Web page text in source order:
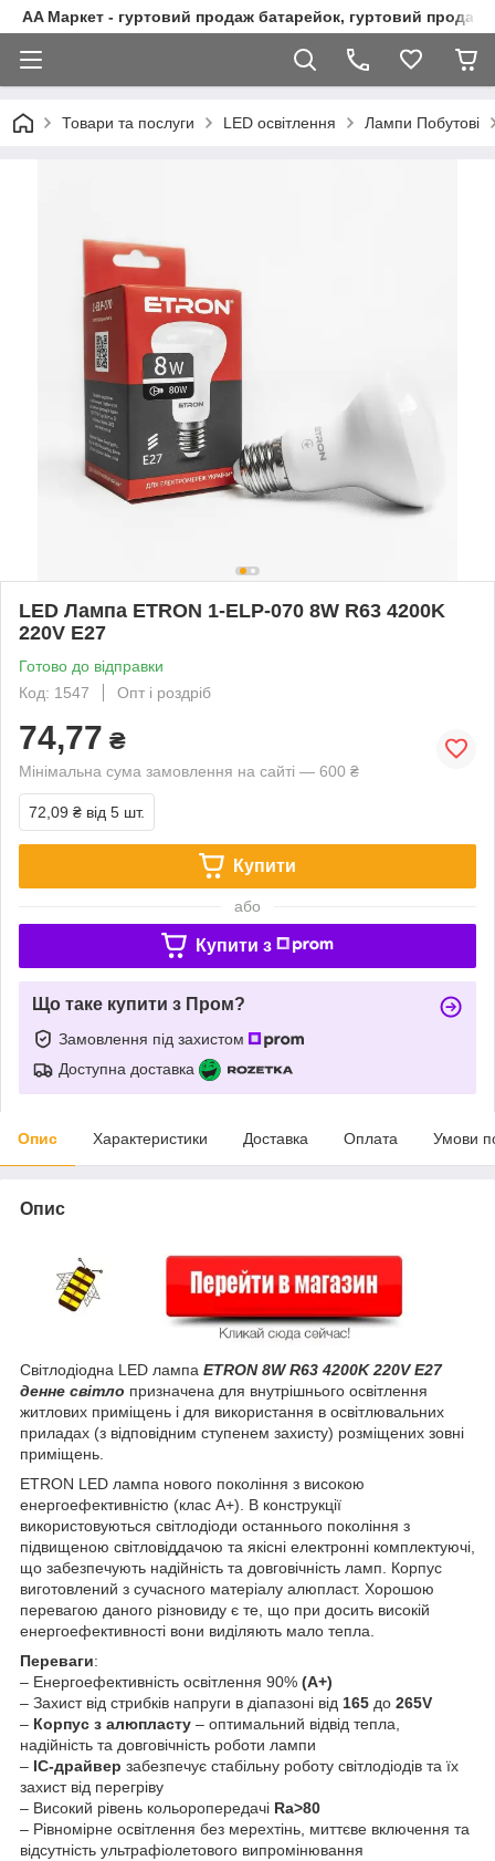
AA Маркет - гуртовий продаж батарейок, гуртовий продаж
Товари та послуги LED освітлення Лампи Побутові
LED Лампа ETRON 1-ELP-070 8W R63 4200K
220V E27
Готово до відправки
Код: 1547
Опт і роздріб
74,77 ₴
Мінімальна сума замовлення на сайті — 600 ₴
72,09 ₴ від 5 шт.
Купити
або
Купити з
Що таке купити з Пром?
Замовлення під захистом
Доступна доставка
Опис Характеристики Доставка Оплата Умови
Опис
Світлодіодна LED лампа ETRON 8W R63 4200K 220V E27
денне світло призначена для внутрішнього освітлення
житлових приміщень і для використання в освітлювальних
приладах (з відповідним ступенем захисту) розміщених зовні
приміщень.
ETRON LED лампа нового покоління з високою
енергоефективністю (клас А+). В конструкції
використовуються світлодіоди останнього покоління з
підвищеною світловіддачою та якісні електронні комплектуючі,
що забезпечують надійність та довговічність ламп. Корпус
виготовлений з сучасного матеріалу алюпласт. Хорошою
перевагою даного різновиду є те, що при досить високій
енергоефективності вони виділяють мало тепла.
Переваги:
– Енергоефективність освітлення 90% (A+)
– Захист від стрибків напруги в діапазоні від 165 до 265V
– Корпус з алюпласту – оптимальний відвід тепла,
надійність та довговічність роботи лампи
– ІС-драйвер забезпечує стабільну роботу світлодіодів та їх
захист від перегріву
– Високий рівень кольоропередачі Ra>80
– Рівномірне освітлення без мерехтінь, миттєве включення та
відсутність ультрафіолетового випромінювання